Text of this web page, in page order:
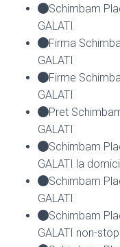
Schimbam
GALATI
Firma
GALATI
Firme
GALATI
Pret
GALATI
Schimbam
GALATI la
Schimbam
GALATI
Schimbam
GALATI non-stop